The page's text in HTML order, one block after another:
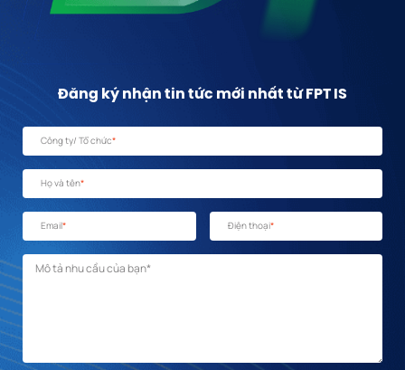
Đăng ký nhận tin tức mới nhất từ FPT IS
Công ty/ Tổ chức*
Họ và tên*
Email* Điện thoại*
Mô tả nhu cầu *